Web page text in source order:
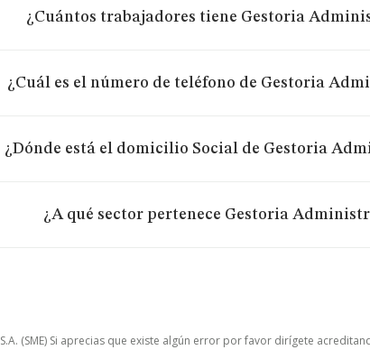
¿Cuántos trabajadores tiene Gestoria
¿Cuál es el número de teléfono de Gestoria
¿Dónde está el domicilio Social de Gestoria
¿A qué sector pertenece Gestoria
(SME) Si aprecias que existe algún error por favor dirígete